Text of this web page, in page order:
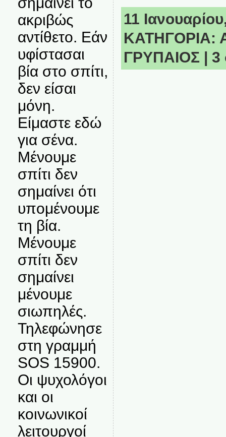
ακριβώς
αντίθετο. Εάν
υφίστασαι
βία στο σπίτι,
δεν είσαι
μόνη.
Είμαστε εδώ
για σένα.
Μένουμε
σπίτι δεν
σημαίνει ότι
υπομένουμε
τη βία.
Μένουμε
σπίτι δεν
σημαίνει
μένουμε
σιωπηλές.
Τηλεφώνησε
στη γραμμή
SOS 15900.
Οι ψυχολόγοι
και οι
κοινωνικοί
λειτουργοί
11
ΚΑΤΗΓΟΡΙΑ:
ΓΡΥΠΑΙΟΣ | 3